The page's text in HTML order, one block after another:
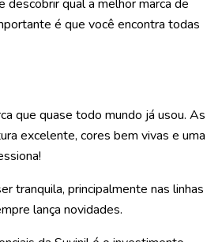
descobrir qual a melhor marca de
é que você encontra todas
que quase todo mundo já usou. As
excelente, cores bem vivas e uma
tranquila, principalmente nas linhas
lança novidades.